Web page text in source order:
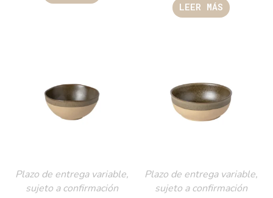
LEER MÁS
Plazo de entrega variable,
sujeto a confirmación
Plazo de entrega variable,
sujeto a confirmación